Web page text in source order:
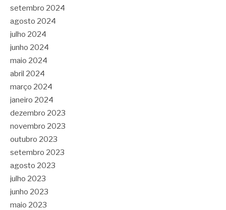
setembro 2024
agosto 2024
julho 2024
junho 2024
maio 2024
abril 2024
março 2024
janeiro 2024
dezembro 2023
novembro 2023
outubro 2023
setembro 2023
agosto 2023
julho 2023
junho 2023
maio 2023